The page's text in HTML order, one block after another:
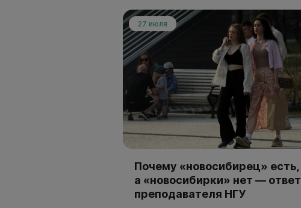
27 июля
Почему «новосибирец» есть,
а «новосибирки» нет — ответ
преподавателя НГУ